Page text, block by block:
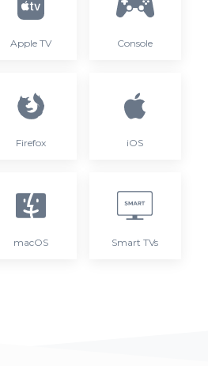
Apple TV Console
Firefox iOS
macOS Smart TVs